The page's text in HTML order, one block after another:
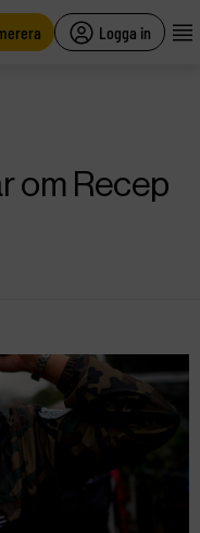
Logga in
om Recep